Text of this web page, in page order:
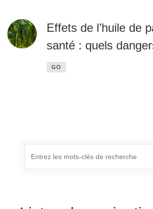
Effets de l’huile de
santé : quels
GO